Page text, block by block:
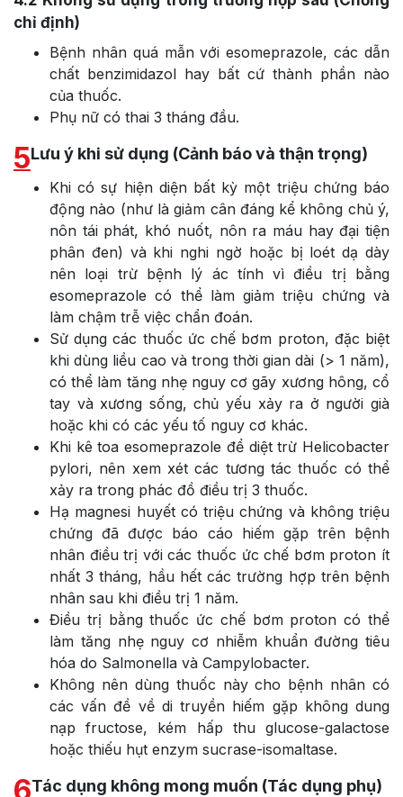
chỉ định)
Bệnh nhân quá mẫn với esomeprazole, các dẫn
chất benzimidazol hay bất cứ thành phần nào
của thuốc.
Phụ nữ có thai 3 tháng đầu.
5Lưu ý khi sử dụng (Cảnh báo và thận trọng)
Khi có sự hiện diện bất kỳ một triệu chứng báo
động nào (như là giảm cân đáng kể không chủ ý,
nôn tái phát, khó nuốt, nôn ra máu hay đại tiện
phân đen) và khi nghi ngờ hoặc bị loét dạ dày
nên loại trừ bệnh lý ác tính vì điều trị bằng
esomeprazole có thể làm giảm triệu chứng và
làm chậm trễ việc chẩn đoán.
Sử dụng các thuốc ức chế bơm proton, đặc biệt
khi dùng liều cao và trong thời gian dài (> 1 năm),
có thể làm tăng nhẹ nguy cơ gãy xương hông, cổ
tay và xương sống, chủ yếu xảy ra ở người già
hoặc khi có các yếu tố nguy cơ khác.
Khi kê toa esomeprazole để diệt trừ Helicobacter
pylori, nên xem xét các tương tác thuốc có thể
xảy ra trong phác đồ điều trị 3 thuốc.
Hạ magnesi huyết có triệu chứng và không triệu
chứng đã được báo cáo hiếm gặp trên bệnh
nhân điều trị với các thuốc ức chế bơm proton ít
nhất 3 tháng, hầu hết các trường hợp trên bệnh
nhân sau khi điều trị 1 năm.
Điều trị bằng thuốc ức chế bơm proton có thể
làm tăng nhẹ nguy cơ nhiễm khuẩn đường tiêu
hóa do Salmonella và Campylobacter.
Không nên dùng thuốc này cho bệnh nhân có
các vấn đề về di truyền hiếm gặp không dung
nạp fructose, kém hấp thu glucose-galactose
hoặc thiếu hụt enzym sucrase-isomaltase.
Tác dụng không mong muốn (Tác dụng phụ)